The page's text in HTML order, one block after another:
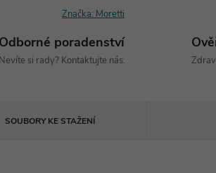
Značka: Moretti
Odborné poradenství
Nevíte si rady? Kontaktujte nás.
SOUBORY KE STAŽENÍ